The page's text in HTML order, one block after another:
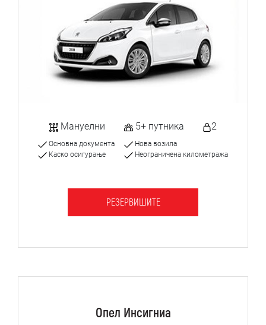
Мануелни 5+ путника 2
Основна документа
Каско осигурање
Нова возила
Неограничена километража
РЕЗЕРВИШИТЕ
Опел Инсигниа